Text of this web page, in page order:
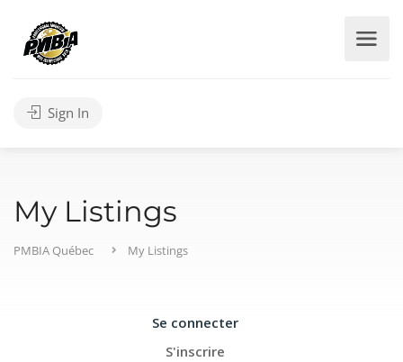
Sign In
My Listings
PMBIA Québec My Listings
Se connecter
S'inscrire